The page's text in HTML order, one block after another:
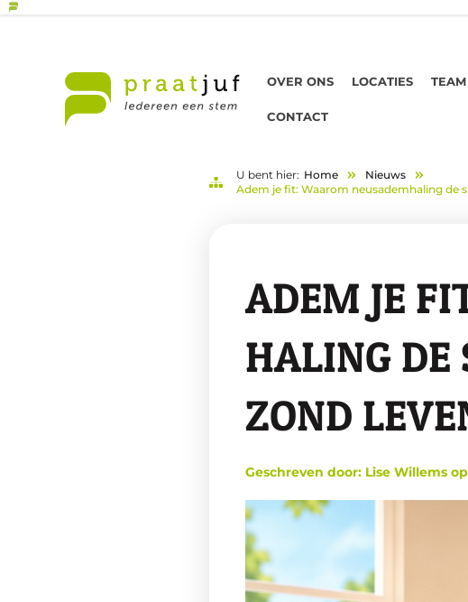
OVER ONS LOCATIES TEAM
CONTACT
U bent hier: Home
Nieuws
Adem je fit: Waarom neusademhaling de
ADEM JE
HA­LING DE
ZOND
Geschreven door: Lise Willems op